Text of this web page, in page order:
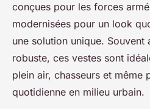
conçues pour les forces
modernisées pour un look
une solution unique. Souvent
robuste, ces vestes sont
plein air, chasseurs et même
quotidienne en milieu urbain.